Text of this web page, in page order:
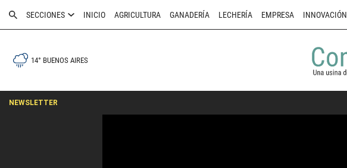
SECCIONES INICIO AGRICULTURA GANADERÍA LECHERÍA EMPRESA INNOVACIÓN
14° BUENOS AIRES
NEWSLETTER